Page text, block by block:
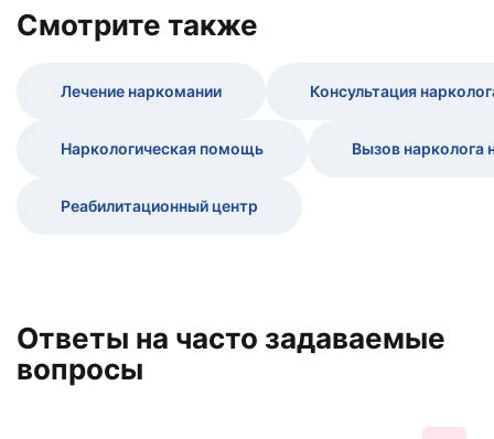
Cмотрите также
Лечение наркомании Консультация
Наркологическая помощь Вызов нарколога
Реабилитационный центр
Ответы на часто задаваемые
вопросы